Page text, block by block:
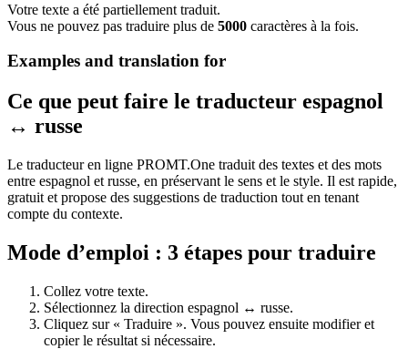
Votre texte a été partiellement traduit.
Vous ne pouvez pas traduire plus de 5000 caractères à la fois.
Examples and translation for
Ce que peut faire le traducteur espagnol
↔ russe
Le traducteur en ligne PROMT.One traduit des textes et des mots
entre espagnol et russe, en préservant le sens et le style. Il est rapide,
gratuit et propose des suggestions de traduction tout en tenant
compte du contexte.
Mode d’emploi : 3 étapes pour traduire
Collez votre texte.
Sélectionnez la direction espagnol ↔ russe.
Cliquez sur « Traduire ». Vous pouvez ensuite modifier et
copier le résultat si nécessaire.